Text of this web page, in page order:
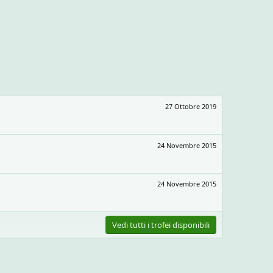
27 Ottobre 2019
24 Novembre 2015
24 Novembre 2015
Vedi tutti i trofei disponibili